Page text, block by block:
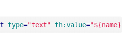
type="text" th:value="${name}"